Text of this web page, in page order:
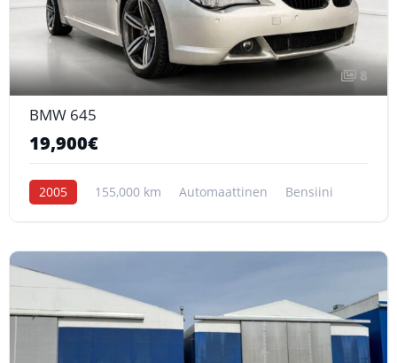
8
BMW 645
19,900€
2005 155,000 km Automaattinen Bensiini